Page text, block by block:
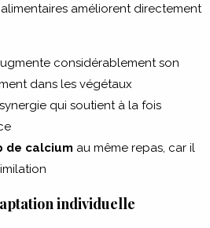
améliorent directement
considérablement son
dans les végétaux
qui soutient à la fois
de calcium au même repas, car il
individuelle